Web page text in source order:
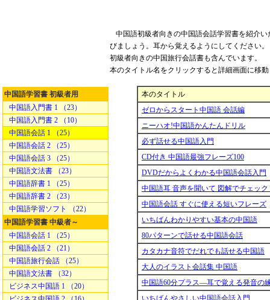
中国語初級者向きの中国語会話学習書を紹介
びましょう。耳から覚えるようにしてください。
初級者向きの中国旅行会話書も含んでいます。
本のタイトル名をクリックすると詳細画面に移
中国語学習書 初級者用
中国語入門書 1 （23）
中国語入門書 2 （10）
中国語会話 1 （25）
中国語会話 2 （25）
中国語会話 3 （25）
中国語文法書 （23）
中国語辞書 1 （25）
中国語辞書 2 （23）
中国語学習ソフト （22）
中国語学習書 中級者～
中国語会話 1 （25）
中国語会話 2 （21）
中国語旅行会話 （25）
中国語文法書 （32）
ビジネス中国語 1 （20）
本のタイトル
ゼロからスタート中国語 会話編
ニーハオ!中国語かんたんドリル
必ず話せる中国語入門
CD付き 中国語最強フレーズ100
DVDだからよくわかる中国語会話入門
中国語耳 音声を聞いて 図解でチェッ
中国語会話 すぐに使える短いフレーズ
いちばんわかりやすい基本の中国語
80パターンで話せる中国語会話
カタカナ音符でだれでも話せる中国語
大人のイラスト会話集 中国語
中国語60分プラス―耳で覚える発音の
いちばんやさしい中国語会話入門